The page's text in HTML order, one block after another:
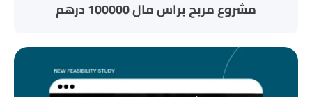
مشروع مربح براس مال 100000 درهم